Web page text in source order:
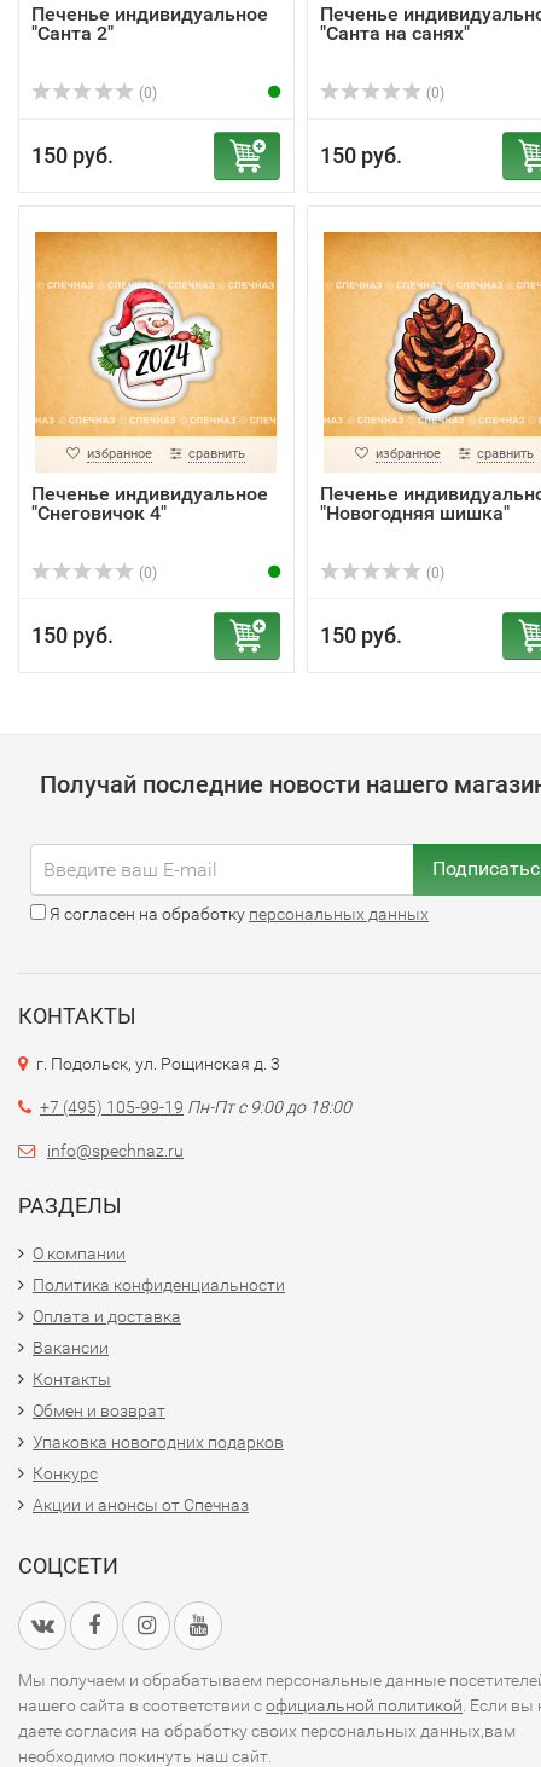
Печенье индивидуальное
"Санта 2"
(0)
150 руб.
Печенье
"Санта на санях"
(0)
150 руб.
избранное сравнить
Печенье индивидуальное
"Снеговичок 4"
(0)
150 руб.
избранное сравнить
Печенье
"Новогодняя шишка"
(0)
150 руб.
Получай последние новости нашего
Я согласен на обработку персональных данных
КОНТАКТЫ
г. Подольск, ул. Рощинская д. 3
+7 (495) 105-99-19 Пн-Пт с 9:00 до 18:00
info@spechnaz.ru
РАЗДЕЛЫ
О компании
Политика конфиденциальности
Оплата и доставка
Вакансии
Контакты
Обмен и возврат
Упаковка новогодних подарков
Конкурс
Акции и анонсы от Спечназ
СОЦСЕТИ
Мы получаем и обрабатываем персональные данные
нашего сайта в соответствии софициальной политикой . Если вы
даете согласия на обработку своих персональных данных,вам
необходимо покинуть наш сайт.